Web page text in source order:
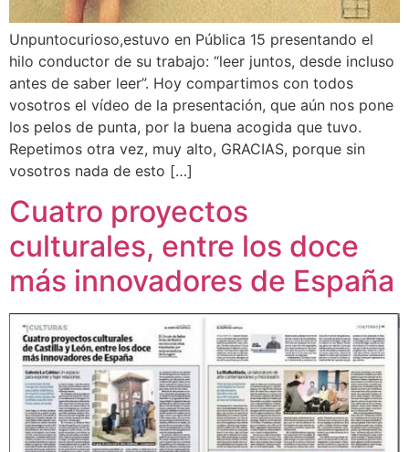
Unpuntocurioso,estuvo en Pública 15 presentando el
hilo conductor de su trabajo: “leer juntos, desde incluso
antes de saber leer”. Hoy compartimos con todos
vosotros el vídeo de la presentación, que aún nos pone
los pelos de punta, por la buena acogida que tuvo.
Repetimos otra vez, muy alto, GRACIAS, porque sin
vosotros nada de esto […]
Cuatro proyectos
culturales, entre los doce
más innovadores de España